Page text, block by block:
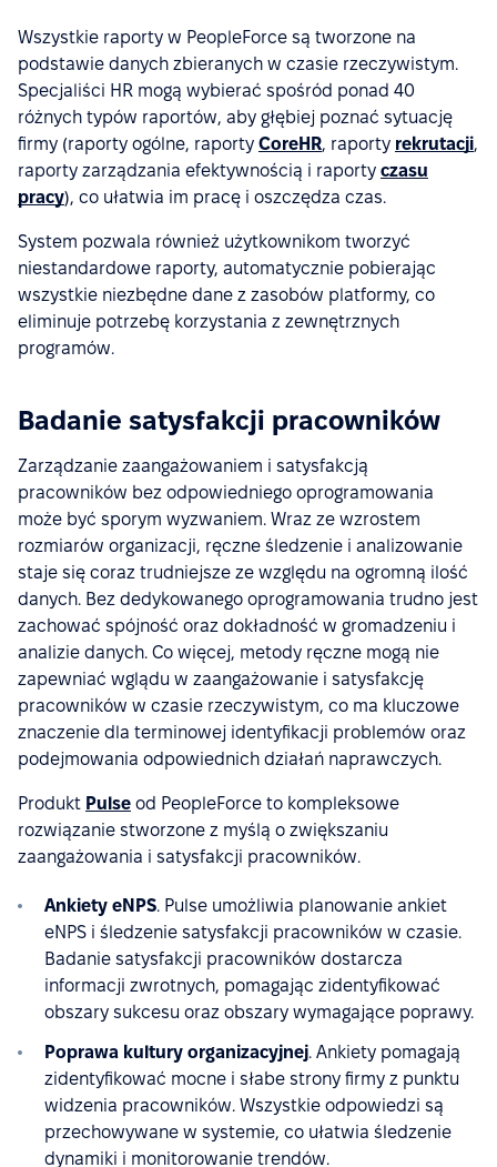
Wszystkie raporty w PeopleForce są tworzone na
podstawie danych zbieranych w czasie rzeczywistym.
Specjaliści HR mogą wybierać spośród ponad 40
różnych typów raportów, aby głębiej poznać sytuację
firmy (raporty ogólne, raporty CoreHR, raporty rekrutacji,
raporty zarządzania efektywnością i raporty czasu
pracy), co ułatwia im pracę i oszczędza czas.
System pozwala również użytkownikom tworzyć
niestandardowe raporty, automatycznie pobierając
wszystkie niezbędne dane z zasobów platformy, co
eliminuje potrzebę korzystania z zewnętrznych
programów.
Badanie satysfakcji pracowników
Zarządzanie zaangażowaniem i satysfakcją
pracowników bez odpowiedniego oprogramowania
może być sporym wyzwaniem. Wraz ze wzrostem
rozmiarów organizacji, ręczne śledzenie i analizowanie
staje się coraz trudniejsze ze względu na ogromną ilość
danych. Bez dedykowanego oprogramowania trudno jest
zachować spójność oraz dokładność w gromadzeniu i
analizie danych. Co więcej, metody ręczne mogą nie
zapewniać wglądu w zaangażowanie i satysfakcję
pracowników w czasie rzeczywistym, co ma kluczowe
znaczenie dla terminowej identyfikacji problemów oraz
podejmowania odpowiednich działań naprawczych.
Produkt Pulse od PeopleForce to kompleksowe
rozwiązanie stworzone z myślą o zwiększaniu
zaangażowania i satysfakcji pracowników.
Ankiety eNPS. Pulse umożliwia planowanie ankiet
eNPS i śledzenie satysfakcji pracowników w czasie.
Badanie satysfakcji pracowników dostarcza
informacji zwrotnych, pomagając zidentyfikować
obszary sukcesu oraz obszary wymagające poprawy.
Poprawa kultury organizacyjnej. Ankiety pomagają
zidentyfikować mocne i słabe strony firmy z punktu
widzenia pracowników. Wszystkie odpowiedzi są
przechowywane w systemie, co ułatwia śledzenie
dynamiki i monitorowanie trendów.